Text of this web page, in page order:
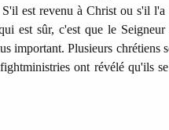
est revenu à Christ ou s'il
est sûr, c'est que le
important. Plusieurs chrétiens
ont révélé qu'ils